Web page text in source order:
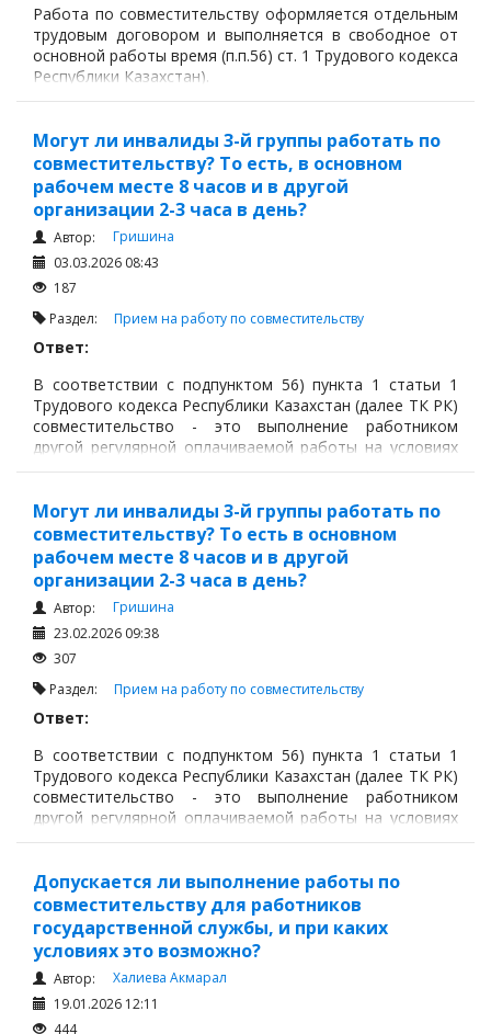
Работа по совместительству оформляется отдельным
трудовым договором и выполняется в свободное от
основной работы время (п.п.56) ст. 1 Трудового кодекса
Республики Казахстан).
Могут ли инвалиды 3-й группы работать по
совместительству? То есть, в основном
рабочем месте 8 часов и в другой
организации 2-3 часа в день?
Автор:
Гришина
03.03.2026 08:43
187
Раздел: Прием на работу по совместительству
Ответ:
В соответствии с подпунктом 56) пункта 1 статьи 1
Трудового кодекса Республики Казахстан (далее ТК РК)
совместительство - это выполнение работником
другой регулярной оплачиваемой работы на условиях
трудового договора в свободное от основной работы
Могут ли инвалиды 3-й группы работать по
совместительству? То есть в основном
рабочем месте 8 часов и в другой
организации 2-3 часа в день?
Автор:
Гришина
23.02.2026 09:38
307
Раздел: Прием на работу по совместительству
Ответ:
В соответствии с подпунктом 56) пункта 1 статьи 1
Трудового кодекса Республики Казахстан (далее ТК РК)
совместительство - это выполнение работником
другой регулярной оплачиваемой работы на условиях
трудового договора в свободное от основной работы
Допускается ли выполнение работы по
совместительству для работников
государственной службы, и при каких
условиях это возможно?
Автор:
Халиева Акмарал
19.01.2026 12:11
444